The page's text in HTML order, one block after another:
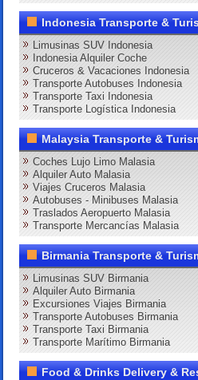
Indonesia Transporte &
Limusinas SUV Indonesia
Indonesia Alquiler Coche
Cruceros & Vacaciones Indonesia
Transporte Autobuses Indonesia
Transporte Taxi Indonesia
Transporte Logística Indonesia
Malaysia Transporte &
Coches Lujo Limo Malasia
Alquiler Auto Malasia
Viajes Cruceros Malasia
Autobuses - Minibuses Malasia
Traslados Aeropuerto Malasia
Transporte Mercancías Malasia
Birmania Transporte &
Limusinas SUV Birmania
Alquiler Auto Birmania
Excursiones Viajes Birmania
Transporte Autobuses Birmania
Transporte Taxi Birmania
Transporte Marítimo Birmania
Food & Drinks Delivery &